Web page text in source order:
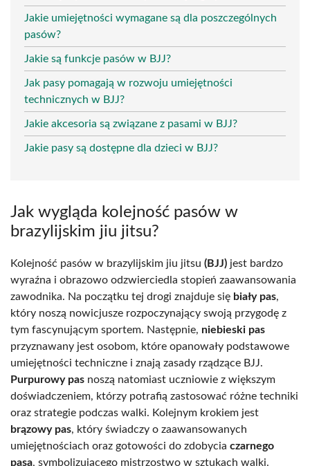
Jakie umiejętności wymagane są dla poszczególnych
pasów?
Jakie są funkcje pasów w BJJ?
Jak pasy pomagają w rozwoju umiejętności
technicznych w BJJ?
Jakie akcesoria są związane z pasami w BJJ?
Jakie pasy są dostępne dla dzieci w BJJ?
Jak wygląda kolejność pasów w
brazylijskim jiu jitsu?
Kolejność pasów w brazylijskim jiu jitsu (BJJ) jest bardzo
wyraźna i obrazowo odzwierciedla stopień zaawansowania
zawodnika. Na początku tej drogi znajduje się biały pas,
który noszą nowicjusze rozpoczynający swoją przygodę z
tym fascynującym sportem. Następnie, niebieski pas
przyznawany jest osobom, które opanowały podstawowe
umiejętności techniczne i znają zasady rządzące BJJ.
Purpurowy pas noszą natomiast uczniowie z większym
doświadczeniem, którzy potrafią zastosować różne techniki
oraz strategie podczas walki. Kolejnym krokiem jest
brązowy pas, który świadczy o zaawansowanych
umiejętnościach oraz gotowości do zdobycia czarnego
pasa, symbolizującego mistrzostwo w sztukach walki.